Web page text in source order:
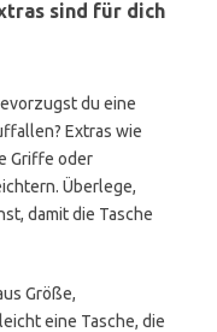
sind für dich
du eine
Extras wie
Griffe oder
Überlege,
damit die Tasche
Größe,
eine Tasche, die